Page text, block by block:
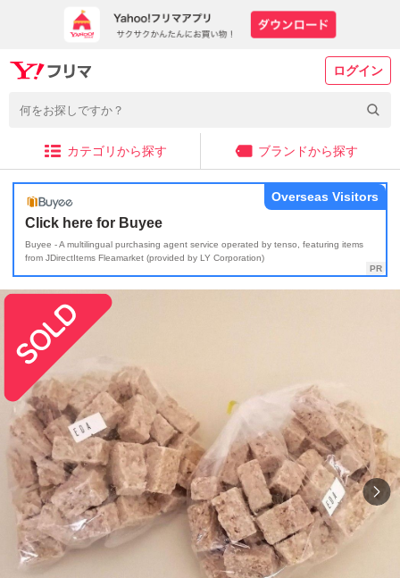
ログイン
カテゴリから探す ブランドから探す
Click here for Buyee
Buyee - A multilingual purchasing agent service operated by tenso, featuring items
from JDirectItems Fleamarket (provided by LY Corporation)
Overseas Visitors